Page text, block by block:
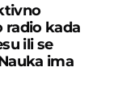
kada
ili se
ima